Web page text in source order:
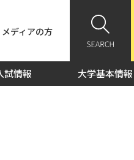
ディアの方
試情報 大学基本情報